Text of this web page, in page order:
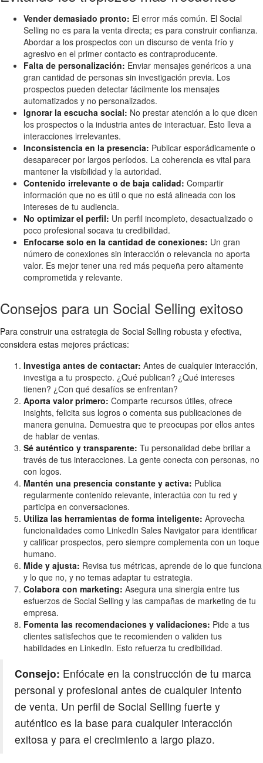
Vender demasiado pronto: El error más común. El Social
Selling no es para la venta directa; es para construir confianza.
Abordar a los prospectos con un discurso de venta frío y
agresivo en el primer contacto es contraproducente.
Falta de personalización: Enviar mensajes genéricos a una
gran cantidad de personas sin investigación previa. Los
prospectos pueden detectar fácilmente los mensajes
automatizados y no personalizados.
Ignorar la escucha social: No prestar atención a lo que dicen
los prospectos o la industria antes de interactuar. Esto lleva a
interacciones irrelevantes.
Inconsistencia en la presencia: Publicar esporádicamente o
desaparecer por largos períodos. La coherencia es vital para
mantener la visibilidad y la autoridad.
Contenido irrelevante o de baja calidad: Compartir
información que no es útil o que no está alineada con los
intereses de tu audiencia.
No optimizar el perfil: Un perfil incompleto, desactualizado o
poco profesional socava tu credibilidad.
Enfocarse solo en la cantidad de conexiones: Un gran
número de conexiones sin interacción o relevancia no aporta
valor. Es mejor tener una red más pequeña pero altamente
comprometida y relevante.
Consejos para un Social Selling exitoso
Para construir una estrategia de Social Selling robusta y efectiva,
considera estas mejores prácticas:
Investiga antes de contactar: Antes de cualquier interacción,
investiga a tu prospecto. ¿Qué publican? ¿Qué intereses
tienen? ¿Con qué desafíos se enfrentan?
Aporta valor primero: Comparte recursos útiles, ofrece
insights, felicita sus logros o comenta sus publicaciones de
manera genuina. Demuestra que te preocupas por ellos antes
de hablar de ventas.
Sé auténtico y transparente: Tu personalidad debe brillar a
través de tus interacciones. La gente conecta con personas, no
con logos.
Mantén una presencia constante y activa: Publica
regularmente contenido relevante, interactúa con tu red y
participa en conversaciones.
Utiliza las herramientas de forma inteligente: Aprovecha
funcionalidades como LinkedIn Sales Navigator para identificar
y calificar prospectos, pero siempre complementa con un toque
humano.
Mide y ajusta: Revisa tus métricas, aprende de lo que funciona
y lo que no, y no temas adaptar tu estrategia.
Colabora con marketing: Asegura una sinergia entre tus
esfuerzos de Social Selling y las campañas de marketing de tu
empresa.
Fomenta las recomendaciones y validaciones: Pide a tus
clientes satisfechos que te recomienden o validen tus
habilidades en LinkedIn. Esto refuerza tu credibilidad.
Consejo: Enfócate en la construcción de tu marca
personal y profesional antes de cualquier intento
de venta. Un perfil de Social Selling fuerte y
auténtico es la base para cualquier interacción
exitosa y para el crecimiento a largo plazo.